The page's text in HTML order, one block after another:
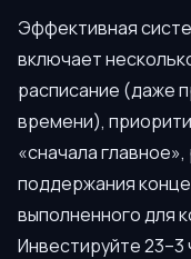
Эффективная
включает
расписание (даже
времени),
«сначала
поддержания
выполненного для
Инвестируйте